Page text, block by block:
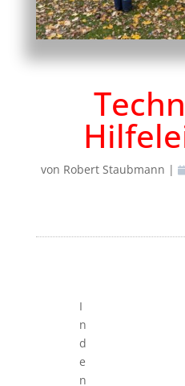
von Robert Staubmann |
I
n
d
e
n